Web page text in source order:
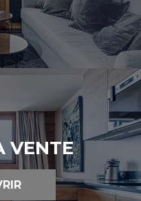
VENTE